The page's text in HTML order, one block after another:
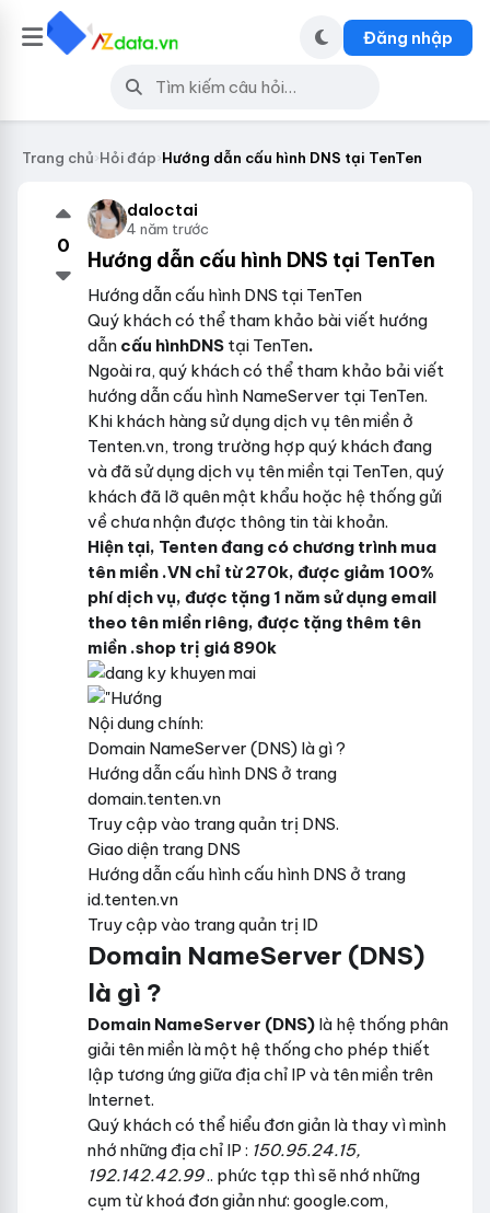
Đăng nhập
Trang chủ›Hỏi đáp›Hướng dẫn cấu hình DNS tại TenTen
0
daloctai
4 năm trước
Hướng dẫn cấu hình DNS tại TenTen
Hướng dẫn cấu hình DNS tại TenTen
Quý khách có thể tham khảo bài viết hướng
dẫn cấu hìnhDNS tại TenTen.
Ngoài ra, quý khách có thể tham khảo bải viết
hướng dẫn cấu hình NameServer tại TenTen.
Khi khách hàng sử dụng dịch vụ tên miền ở
Tenten.vn, trong trường hợp quý khách đang
và đã sử dụng dịch vụ tên miền tại TenTen, quý
khách đã lỡ quên mật khẩu hoặc hệ thống gửi
về chưa nhận được thông tin tài khoản.
Hiện tại, Tenten đang có chương trình mua
tên miền .VN chỉ từ 270k, được giảm 100%
phí dịch vụ, được tặng 1 năm sử dụng email
theo tên miền riêng, được tặng thêm tên
miền .shop trị giá 890k
Nội dung chính:
Domain NameServer (DNS) là gì ?
Hướng dẫn cấu hình DNS ở trang
domain.tenten.vn
Truy cập vào trang quản trị DNS.
Giao diện trang DNS
Hướng dẫn cấu hình cấu hình DNS ở trang
id.tenten.vn
Truy cập vào trang quản trị ID
Domain NameServer (DNS)
là gì ?
Domain NameServer (DNS) là hệ thống phân
giải tên miền là một hệ thống cho phép thiết
lập tương ứng giữa địa chỉ IP và tên miền trên
Internet.
Quý khách có thể hiểu đơn giản là thay vì mình
nhớ những địa chỉ IP : 150.95.24.15,
192.142.42.99.. phức tạp thì sẽ nhớ những
cụm từ khoá đơn giản như: google.com,